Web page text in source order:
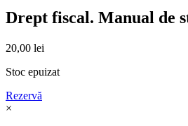
Drept fiscal. Manual de
20,00 lei
Stoc epuizat
Rezervă
×